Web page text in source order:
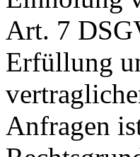
Art. 7
Erfüllung
Anfragen